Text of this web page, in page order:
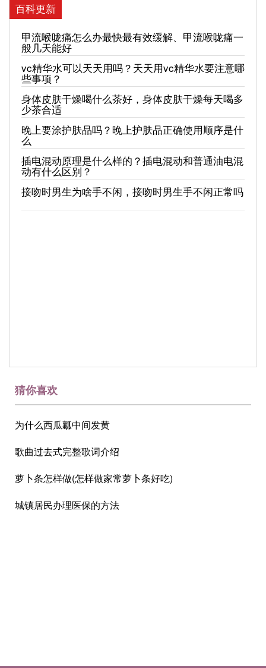
百科更新
甲流喉咙痛怎么办最快最有效缓解、甲流喉咙痛一
般几天能好
vc精华水可以天天用吗？天天用vc精华水要注意哪
些事项？
身体皮肤干燥喝什么茶好，身体皮肤干燥每天喝多
少茶合适
晚上要涂护肤品吗？晚上护肤品正确使用顺序是什
么
插电混动原理是什么样的？插电混动和普通油电混
动有什么区别？
接吻时男生为啥手不闲，接吻时男生手不闲正常吗
猜你喜欢
为什么西瓜瓤中间发黄
歌曲过去式完整歌词介绍
萝卜条怎样做(怎样做家常萝卜条好吃)
城镇居民办理医保的方法